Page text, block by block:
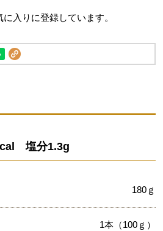
入りに登録しています。
塩分1.3g
180ｇ
1本（100ｇ）